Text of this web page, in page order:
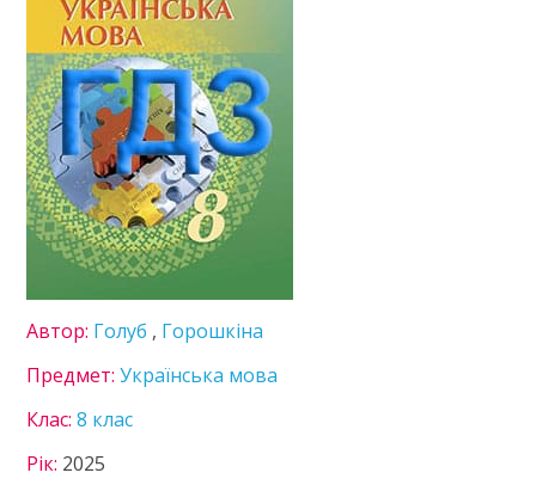
Англійська мова
Біологія
Всесвітня історія
Географія
Геометрія
Зарубіжна література
Здоров’я
Інформатика
Історія України
Математика
Німецька мова
Українська література
Фізика
Хімія
10 клас
Автор: Голуб , Горошкіна
Предмет:Українська мова
Клас:8 клас
Рік: 2025